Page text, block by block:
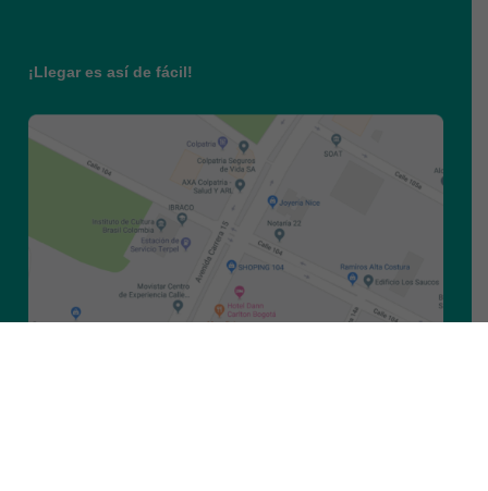
¡Llegar es así de fácil!